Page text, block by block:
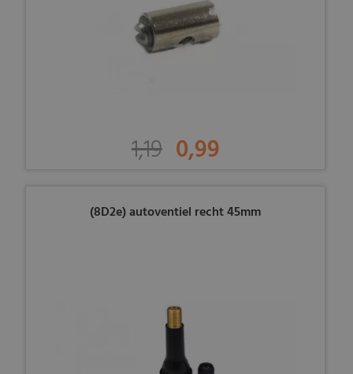
1,19 0,99
(8D2e) autoventiel recht 45mm